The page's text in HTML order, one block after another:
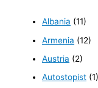
Albania (11)
Armenia (12)
Austria (2)
Autostopist (1)